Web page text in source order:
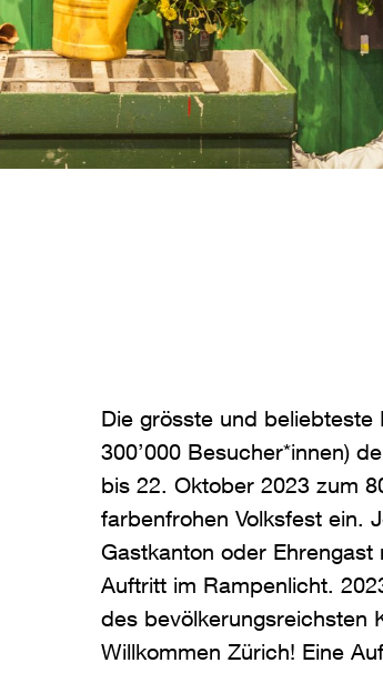
Die grösste und beliebteste
300’000 Besucher*innen)
bis 22. Oktober 2023 zum
farbenfrohen Volksfest ein.
Gastkanton oder
Auftritt im Rampenlicht.
des bevölkerungsreichsten
Willkommen Zürich! Eine